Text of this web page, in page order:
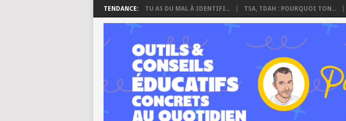
TENDANCE: TU AS DU MAL À IDENTIFI... TSA, TDAH : POURQUOI TON...